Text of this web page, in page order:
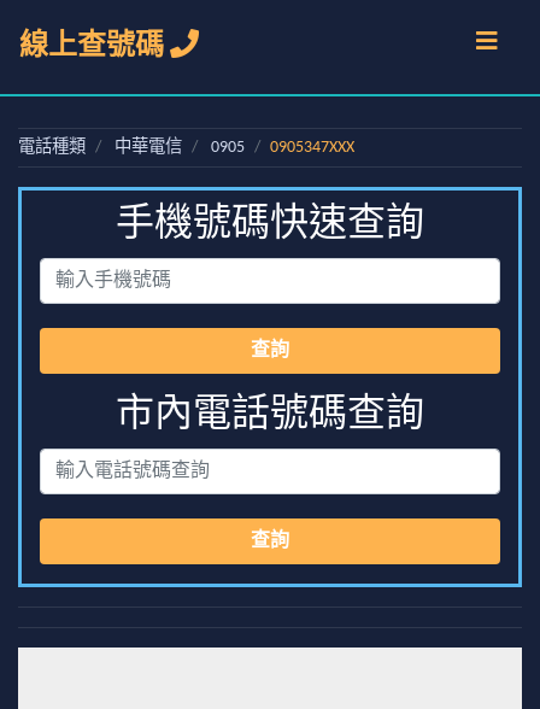
線上查號碼
電話種類 中華電信 0905 0905347XXX
手機號碼快速查詢
查詢
市內電話號碼查詢
查詢